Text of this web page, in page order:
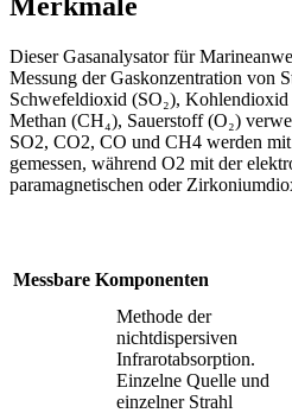
Dieser Gasanalysator für
Messung der Gaskonzentration von
Schwefeldioxid (SO₂),
Methan (CH₄), Sauerstoff (O₂)
SO2, CO2, CO und CH4 werden
gemessen, während O2 mit der
paramagnetischen oder
Messbare Komponenten
Methode der
nichtdispersiven
Infrarotabsorption.
Einzelne Quelle und
einzelner Strahl